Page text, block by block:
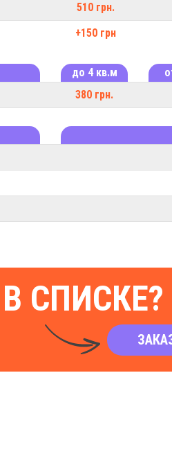
510 грн.
+150 грн
до 4 кв.м
380 грн.
СПИСКЕ?